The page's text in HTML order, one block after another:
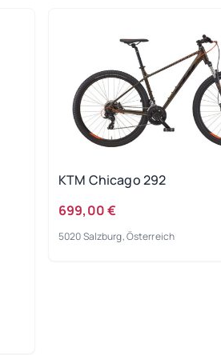
KTM Chicago 292
699,00 €
5020 Salzburg, Österreich